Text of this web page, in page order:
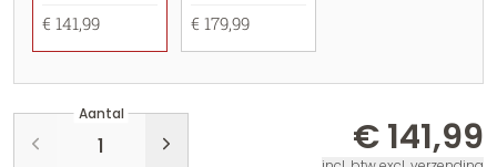
€ 141,99 € 179,99
Aantal
€ 141,99